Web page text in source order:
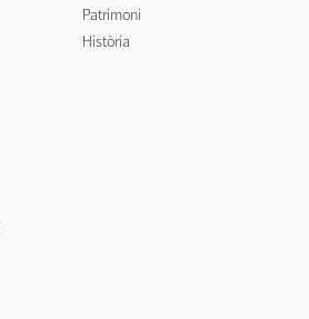
Patrimoni
Història